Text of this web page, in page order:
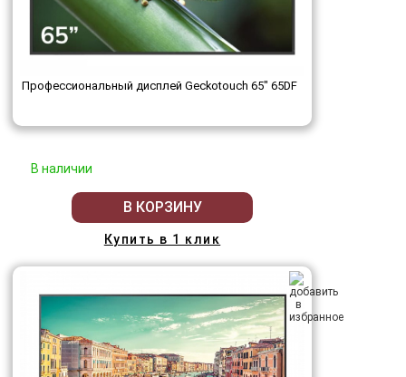
Профессиональный дисплей Geckotouch 65" 65DF
В наличии
В КОРЗИНУ
Купить в 1 клик